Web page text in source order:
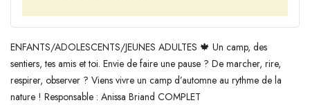
ENFANTS/ADOLESCENTS/JEUNES ADULTES 🍁 Un camp, des
sentiers, tes amis et toi. Envie de faire une pause ? De marcher, rire,
respirer, observer ? Viens vivre un camp d’automne au rythme de la
nature ! Responsable : Anissa Briand COMPLET